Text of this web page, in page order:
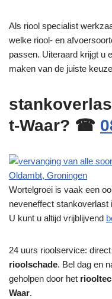
Als riool specialist
welke riool- en
passen. Uiteraard krijgt u
maken van de juiste
t-Waar? ☎
Wortelgroei is vaak een
neveneffect stankoverlast
U kunt u altijd vrijblijvend
24 uurs rioolservice:
rioolschade. Bel dag en
geholpen door het
Waar.